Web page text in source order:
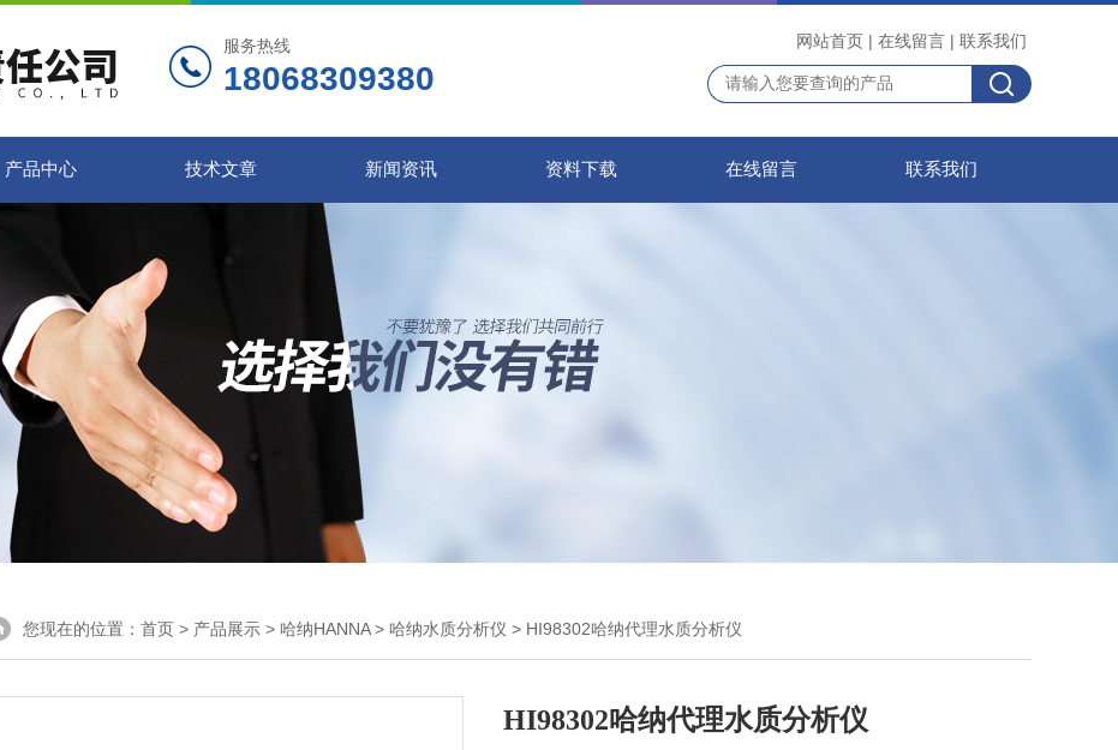
服务热线
18068309380
网站首页 | 在线留言 | 联系我们
产品中心 技术文章 新闻资讯 资料下载 在线留言 联系我们
您现在的位置： 首页 > 产品展示 > 哈纳HANNA> 哈纳水质分析仪 > HI98302哈纳代理水质分析仪
HI98302哈纳代理水质分析仪